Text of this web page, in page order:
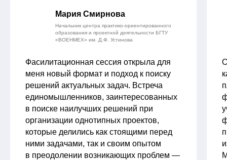
Мария Смирнова
Начальник центра практико-ориентированного
образования и проектной деятельности БГТУ
«ВОЕНМЕХ» им. Д.Ф. Устинова
Фасилитационная сессия открыла для
меня новый формат и подход к поиску
решений актуальных задач. Встреча
единомышленников, заинтересованных
в поиске наилучших решений при
организации однотипных проектов,
которые делились как стоящими перед
ними задачами, так и своим опытом
в преодолении возникающих проблем —